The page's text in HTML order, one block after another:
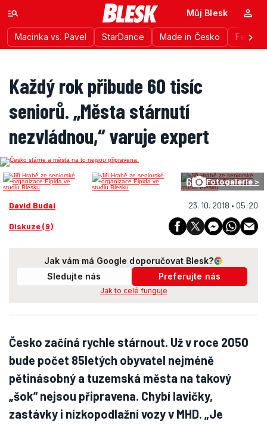
Macinka vs. Pavel StarDance Made in Česko
Můj Blesk
Každý rok přibude 60 tisíc
seniorů. „Města stárnutí
nezvládnou,“ varuje expert
6 Fotogalerie >
David Budai 23. 10. 2018 • 05:20
Diskuze (9)
Jak vám má Google doporučovat Blesk?
Sledujte nás
Preferujte nás
Jak to celé funguje
Česko začíná rychle stárnout. Už v roce 2050
bude počet 85letých obyvatel nejméně
pětinásobný a tuzemská města na takový
„šok“ nejsou připravena. Chybí lavičky,
zastávky i nízkopodlažní vozy v MHD. „Je